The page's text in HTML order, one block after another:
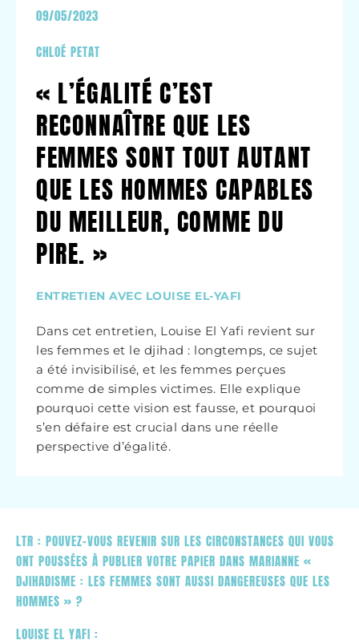
09/05/2023
CHLOÉ PETAT
« L’ÉGALITÉ C’EST
RECONNAÎTRE QUE LES
FEMMES SONT TOUT AUTANT
QUE LES HOMMES CAPABLES
DU MEILLEUR, COMME DU
PIRE. »
ENTRETIEN AVEC LOUISE EL-YAFI
Dans cet entretien, Louise El Yafi revient sur
les femmes et le djihad : longtemps, ce sujet
a été invisibilisé, et les femmes perçues
comme de simples victimes. Elle explique
pourquoi cette vision est fausse, et pourquoi
s’en défaire est crucial dans une réelle
perspective d’égalité.
LTR : POUVEZ-VOUS REVENIR SUR LES CIRCONSTANCES QUI VOUS
ONT POUSSÉES À PUBLIER VOTRE PAPIER DANS MARIANNE «
DJIHADISME : LES FEMMES SONT AUSSI DANGEREUSES QUE LES
HOMMES » ?
LOUISE EL YAFI :